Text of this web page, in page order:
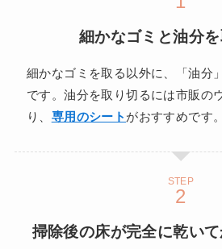
細かなゴミと油分を
細かなゴミを取る以外に、「油分
です。油分を取り切るには市販の
り、 専用のシート がおすすめです。
STEP
掃除後の床が完全に乾い